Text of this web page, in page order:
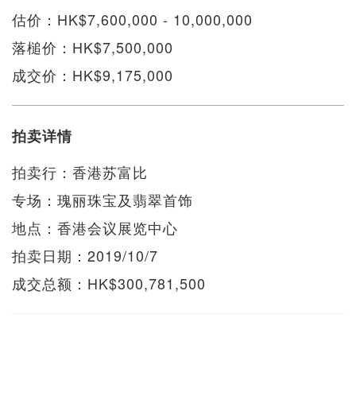
估价：HK$7,600,000 - 10,000,000
落槌价：HK$7,500,000
成交价：HK$9,175,000
拍卖详情
拍卖行：香港苏富比
专场：瑰丽珠宝及翡翠首饰
地点：香港会议展览中心
拍卖日期：2019/10/7
成交总额：HK$300,781,500